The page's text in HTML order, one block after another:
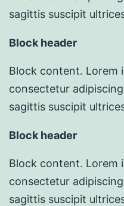
sagittis suscipit
Block header
Block content. Lorem
consectetur
sagittis suscipit
Block header
Block content. Lorem
consectetur
sagittis suscipit